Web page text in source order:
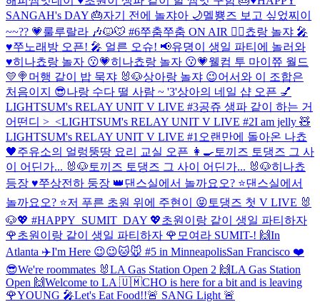
SANGAH's DAY 🎂자기 전에 놀쟈아 🌙멜뿅즈 보고 싶었찌이
~~?? 💗룰루랄라 🎶🐱🐭 #6쭈춤쭈춤 ON AIR 👯‍♀️쵸랑 놀쟈 🎤
♥️쭈노래방 오픈! 🎤 얼른 오슈! 📢유뎡이 생일 파티에 놀러와
♥️히나쵸랑 놀자 😗💗히나쵸랑 놀자 😗💗웰컴 투 마이쮸 월드
💛🍭 머행 같이 밥 묵쟈 🐰🐶상아랑 놀쟈 😉어서와 이 조합은
처음이지 😎나랑 수다 떨 사람 ~ '3'상아의 네일 샵 오픈 💅
LIGHTSUM's RELAY UNIT V LIVE #3공쥬 생파 같이 하는 거
어떤디 >_<LIGHTSUM's RELAY UNIT V LIVE #2I am jelly 🧸
LIGHTSUM's RELAY UNIT V LIVE #1 오랜만에 돌아온 나쵸
🖤주유소의 얼렁뚱땅 요리 교실 오픈 👩‍🍳 토끼즈 토댕즈 그 사
이 어딘가... 🐰🐶 토끼즈 토댕즈 그 사이 어딘가... 🐰🐶히나쵸
등장 ♥️쭈상전하 둥장 👑댄스실에서 놀까요오? ⭐️댄스실에서
놀까요오? ⭐️저 푸른 초원 위에 주현이 😝 토댕즈 첫 V LIVE 🐰
🐶💖 #HAPPY_SUMIT_DAY 💖초원이랑 같이 생일 파티하자
🌹초원이랑 같이 생일 파티하자 🌹 모여라 SUMIT-! 🙌In
Atlanta ✈️I'm Here 😉😉🐱🐭 #5 in MinneapolisSan Francisco ❤️
😎We're roommates 🐰LA Gas Station Open 2 🙌LA Gas Station
Open 🙌Welcome to LA 🇺🇲CHO is here for a bit and is leaving
🌹YOUNG 🎤Let's Eat Food!!🚨 SANG Light 🚨